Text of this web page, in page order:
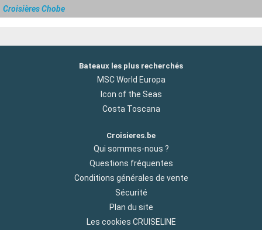
Croisières Chobe
Bateaux les plus recherchés
MSC World Europa
Icon of the Seas
Costa Toscana
Croisieres.be
Qui sommes-nous ?
Questions fréquentes
Conditions générales de vente
Sécurité
Plan du site
Les cookies CRUISELINE